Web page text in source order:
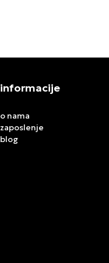
informacije
o nama
zaposlenje
blog